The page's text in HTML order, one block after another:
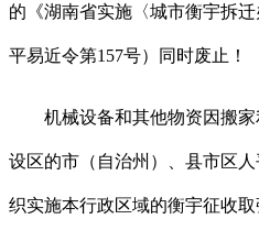
的《湖南省实施〈城市衡宇拆
平易近令第157号）同时废止！
机械设备和其他物资因搬家
设区的市（自治州）、县市区
织实施本行政区域的衡宇征收